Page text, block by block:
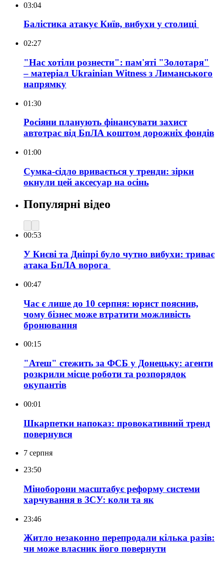
03:04
Балістика атакує Київ, вибухи у столиці
02:27
"Нас хотіли рознести": пам'яті "Золотаря"
– матеріал Ukrainian Witness з Лиманського
напрямку
01:30
Росіяни планують фінансувати захист
автотрас від БпЛА коштом дорожніх фондів
01:00
Сумка-сідло вривається у тренди: зірки
окнули цей аксесуар на осінь
Популярні відео
00:53
У Києві та Дніпрі було чутно вибухи: триває
атака БпЛА ворога
00:47
Час є лише до 10 серпня: юрист пояснив,
чому бізнес може втратити можливість
бронювання
00:15
"Атеш" стежить за ФСБ у Донецьку: агенти
розкрили місце роботи та розпорядок
окупантів
00:01
Шкарпетки напоказ: провокативний тренд
повернувся
7 серпня
23:50
Міноборони масштабує реформу системи
харчування в ЗСУ: коли та як
23:46
Житло незаконно перепродали кілька разів:
чи може власник його повернути